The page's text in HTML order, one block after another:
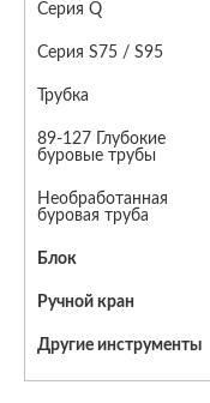
Серия Q
Серия S75 / S95
Трубка
89-127 Глубокие
буровые трубы
Необработанная
буровая труба
Блок
Ручной кран
Другие инструменты